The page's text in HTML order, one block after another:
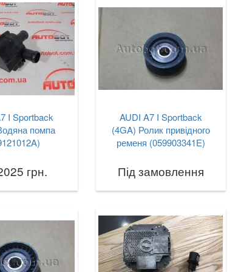
I Sportback
помпа
грн.
AUDI A7 I Sportback
(4GA) Ролик привідного
ременя (059903341E)
Під замовлення